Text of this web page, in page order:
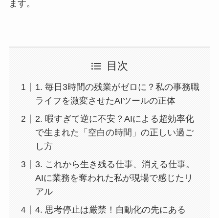
ます。
目次
1. 毎日3時間の残業がゼロに？私の事務職
ライフを激変させたAIツールの正体
2. 暇すぎて逆に不安？AIによる超効率化
で生まれた「空白の時間」の正しい過ご
し方
3. これから生き残る仕事、消える仕事。
AIに業務を奪われた私が現場で感じたリ
アル
4. 思考停止は厳禁！自動化の先にある